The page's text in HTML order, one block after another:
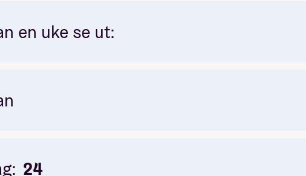
en uke se ut:
24